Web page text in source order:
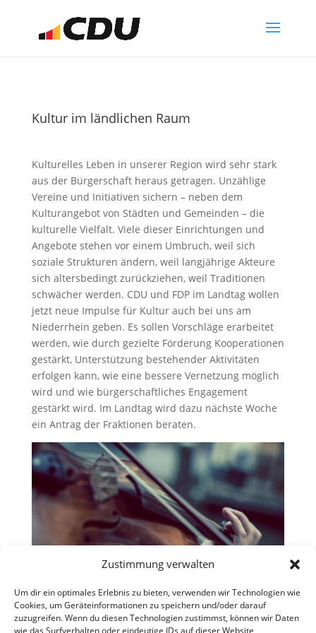
Zustimmung verwalten
Um dir ein optimales Erlebnis zu bieten, verwenden wir Technologien wie
Cookies, um Geräteinformationen zu speichern und/oder darauf
zuzugreifen. Wenn du diesen Technologien zustimmst, können wir Daten
wie das Surfverhalten oder eindeutige IDs auf dieser Website
Kultur im ländlichen Raum
Kulturelles Leben in unserer Region wird sehr stark
aus der Bürgerschaft heraus getragen. Unzählige
Vereine und Initiativen sichern – neben dem
Kulturangebot von Städten und Gemeinden – die
kulturelle Vielfalt. Viele dieser Einrichtungen und
Angebote stehen vor einem Umbruch, weil sich
soziale Strukturen ändern, weil langjährige Akteure
sich altersbedingt zurückziehen, weil Traditionen
schwächer werden. CDU und FDP im Landtag wollen
jetzt neue Impulse für Kultur auch bei uns am
Niederrhein geben. Es sollen Vorschläge erarbeitet
werden, wie durch gezielte Förderung Kooperationen
gestärkt, Unterstützung bestehender Aktivitäten
erfolgen kann, wie eine bessere Vernetzung möglich
wird und wie bürgerschaftliches Engagement
gestärkt wird. Im Landtag wird dazu nächste Woche
ein Antrag der Fraktionen beraten.